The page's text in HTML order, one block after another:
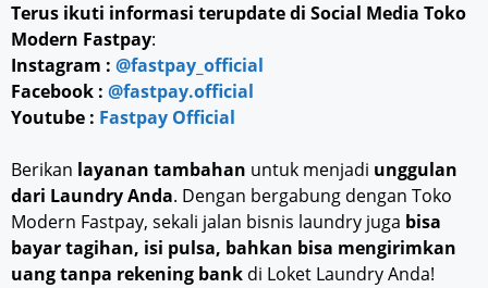
Terus ikuti informasi terupdate di Social Media Toko
Modern Fastpay:
Instagram : @fastpay_official
Facebook : @fastpay.official
Youtube : Fastpay Official
Berikan layanan tambahan untuk menjadi unggulan
dari Laundry Anda. Dengan bergabung dengan Toko
Modern Fastpay, sekali jalan bisnis laundry juga bisa
bayar tagihan, isi pulsa, bahkan bisa mengirimkan
uang tanpa rekening bank di Loket Laundry Anda!